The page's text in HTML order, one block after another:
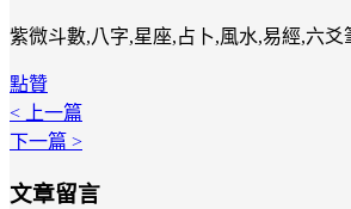
紫微斗數,八字,星座,占卜,風水,易經,六爻
點贊
< 上一篇
下一篇 >
文章留言